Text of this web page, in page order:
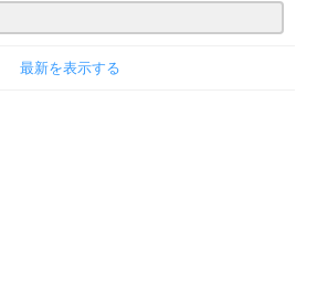
最新を表示する